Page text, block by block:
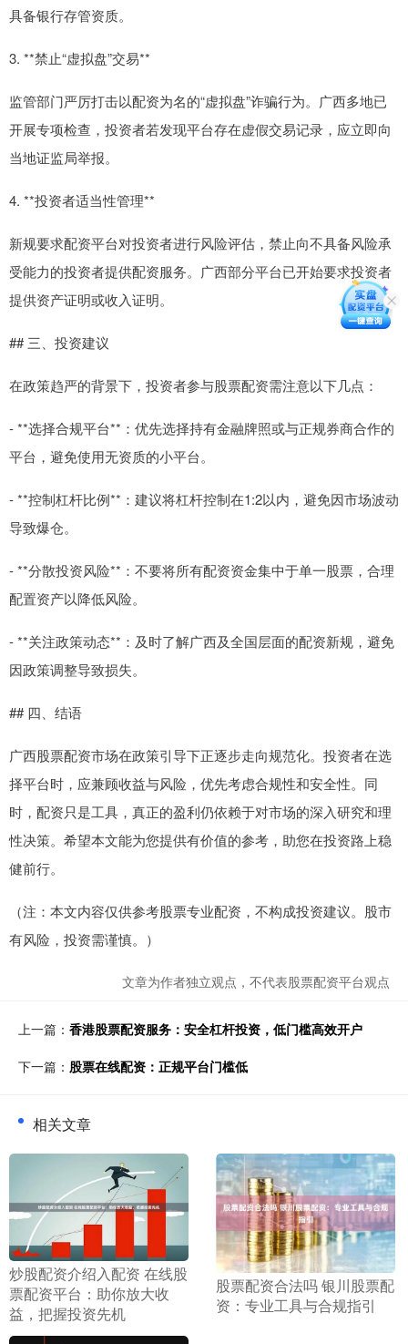
具备银行存管资质。
3. **禁止“虚拟盘”交易**
监管部门严厉打击以配资为名的“虚拟盘”诈骗行为。广西多地已
开展专项检查，投资者若发现平台存在虚假交易记录，应立即向
当地证监局举报。
4. **投资者适当性管理**
新规要求配资平台对投资者进行风险评估，禁止向不具备风险承
受能力的投资者提供配资服务。广西部分平台已开始要求投资者
提供资产证明或收入证明。
## 三、投资建议
在政策趋严的背景下，投资者参与股票配资需注意以下几点：
- **选择合规平台**：优先选择持有金融牌照或与正规券商合作的
平台，避免使用无资质的小平台。
- **控制杠杆比例**：建议将杠杆控制在1:2以内，避免因市场波动
导致爆仓。
- **分散投资风险**：不要将所有配资资金集中于单一股票，合理
配置资产以降低风险。
- **关注政策动态**：及时了解广西及全国层面的配资新规，避免
因政策调整导致损失。
## 四、结语
广西股票配资市场在政策引导下正逐步走向规范化。投资者在选
择平台时，应兼顾收益与风险，优先考虑合规性和安全性。同
时，配资只是工具，真正的盈利仍依赖于对市场的深入研究和理
性决策。希望本文能为您提供有价值的参考，助您在投资路上稳
健前行。
（注：本文内容仅供参考股票专业配资，不构成投资建议。股市
有风险，投资需谨慎。）
文章为作者独立观点，不代表股票配资平台观点
上一篇： 香港股票配资服务：安全杠杆投资，低门槛高效开户
下一篇： 股票在线配资：正规平台门槛低
相关文章
​炒股配资介绍入配资 在线股
票配资平台：助你放大收
益，把握投资先机
​股票配资合法吗 银川股票配
资：专业工具与合规指引